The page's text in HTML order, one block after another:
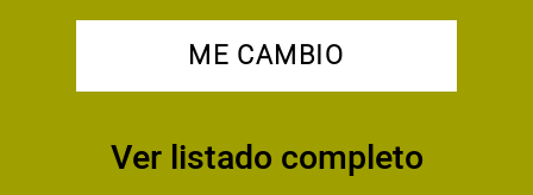
ME CAMBIO
Ver listado completo